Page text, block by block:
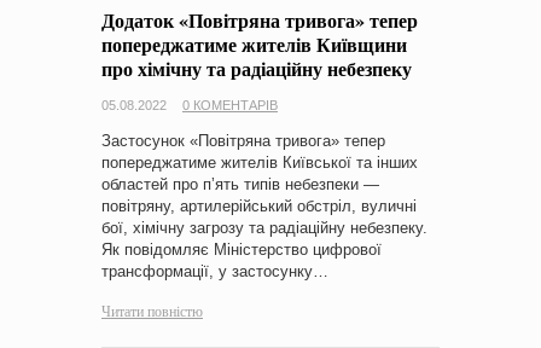
Додаток «Повітряна тривога» тепер
попереджатиме жителів Київщини
про хімічну та радіаційну небезпеку
05.08.2022 0 КОМЕНТАРІВ
Застосунок «Повітряна тривога» тепер
попереджатиме жителів Київської та інших
областей про пʼять типів небезпеки —
повітряну, артилерійський обстріл, вуличні
бої, хімічну загрозу та радіаційну небезпеку.
Як повідомляє Міністерство цифрової
трансформації, у застосунку…
Читати повністю